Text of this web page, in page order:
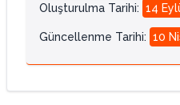
Oluşturulma Tarihi: 14
Güncellenme Tarihi: 10